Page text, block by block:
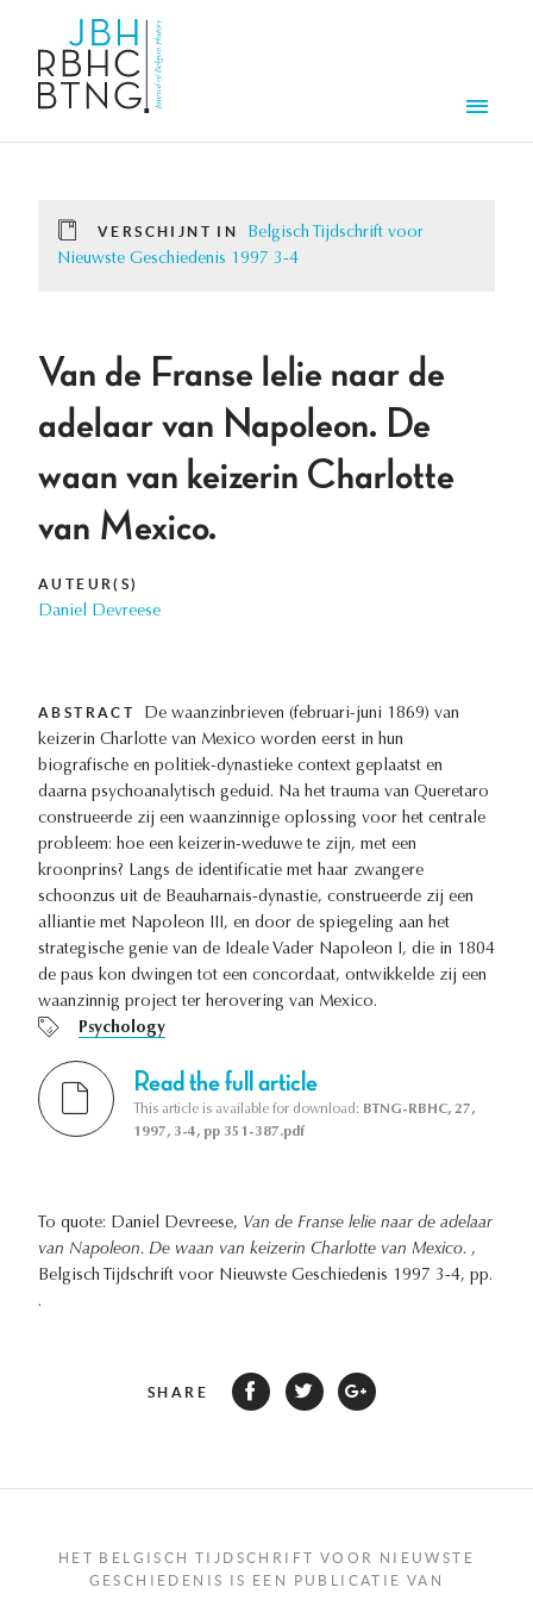
VERSCHIJNT IN
Belgisch Tijdschrift voor
Nieuwste Geschiedenis 1997 3-4
Van de Franse lelie naar de
adelaar van Napoleon. De
waan van keizerin Charlotte
van Mexico.
AUTEUR(S)
Daniel Devreese
ABSTRACT
De waanzinbrieven (februari-juni 1869) van
keizerin Charlotte van Mexico worden eerst in hun
biografische en politiek-dynastieke context geplaatst en
daarna psychoanalytisch geduid. Na het trauma van Queretaro
construeerde zij een waanzinnige oplossing voor het centrale
probleem: hoe een keizerin-weduwe te zijn, met een
kroonprins? Langs de identificatie met haar zwangere
schoonzus uit de Beauharnais-dynastie, construeerde zij een
alliantie met Napoleon III, en door de spiegeling aan het
strategische genie van de Ideale Vader Napoleon I, die in 1804
de paus kon dwingen tot een concordaat, ontwikkelde zij een
waanzinnig project ter herovering van Mexico.
Psychology
Read the full article
This article is available for download: BTNG-RBHC, 27,
1997, 3-4, pp 351-387.pdf
To quote: Daniel Devreese, Van de Franse lelie naar de adelaar
van Napoleon. De waan van keizerin Charlotte van Mexico. ,
Belgisch Tijdschrift voor Nieuwste Geschiedenis 1997 3-4, pp.
.
SHARE
HET BELGISCH TIJDSCHRIFT VOOR NIEUWSTE
GESCHIEDENIS IS EEN PUBLICATIE VAN